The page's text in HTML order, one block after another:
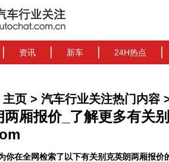
资讯 新车 24H热点
主页 > 汽车行业关注热门内容
两厢报价_了解更多有关
你在全网检索了以下有关别克英朗两厢报价